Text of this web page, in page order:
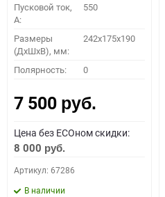
Пусковой ток,
A:
550
Размеры
(ДхШхВ), мм:
242x175x190
Полярность: 0
7 500 руб.
Цена без ECOном скидки:
8 000 руб.
Артикул: 67286
В наличии